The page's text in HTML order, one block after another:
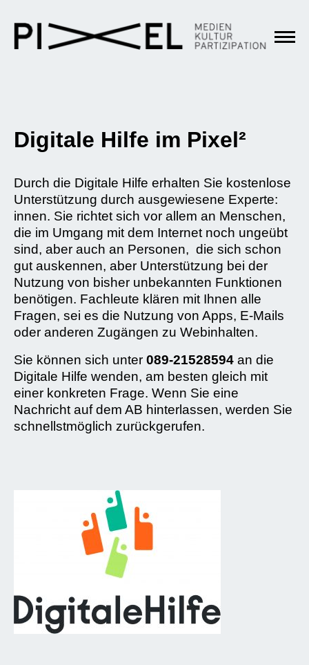
Digitale Hilfe im Pixel²
Durch die Digitale Hilfe erhalten Sie kostenlose
Unterstützung durch ausgewiesene Experte:
innen. Sie richtet sich vor allem an Menschen,
die im Umgang mit dem Internet noch ungeübt
sind, aber auch an Personen, die sich schon
gut auskennen, aber Unterstützung bei der
Nutzung von bisher unbekannten Funktionen
benötigen. Fachleute klären mit Ihnen alle
Fragen, sei es die Nutzung von Apps, E-Mails
oder anderen Zugängen zu Webinhalten.
Sie können sich unter 089-21528594 an die
Digitale Hilfe wenden, am besten gleich mit
einer konkreten Frage. Wenn Sie eine
Nachricht auf dem AB hinterlassen, werden Sie
schnellstmöglich zurückgerufen.